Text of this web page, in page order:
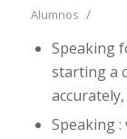
Alumnos /
Speaking
starting a
Speaking